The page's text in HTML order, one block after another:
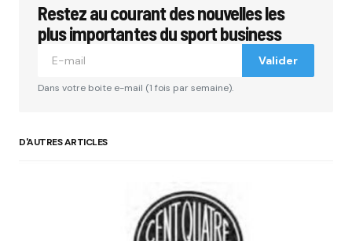
Restez au courant des nouvelles les
plus importantes du sport business
Valider
Dans votre boite e-mail (1 fois par semaine).
D'AUTRES ARTICLES